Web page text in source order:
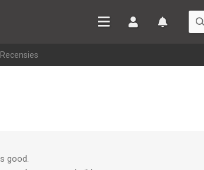
>
Recensies
good.